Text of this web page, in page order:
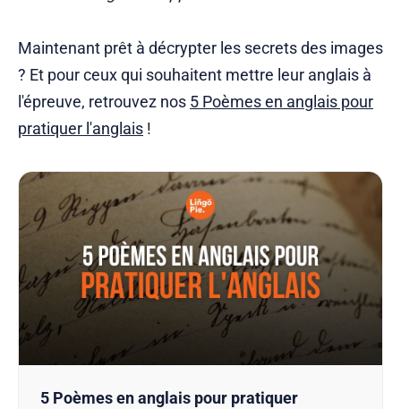
Maintenant prêt à décrypter les secrets des images
? Et pour ceux qui souhaitent mettre leur anglais à
l'épreuve, retrouvez nos 5 Poèmes en anglais pour
pratiquer l'anglais !
5 Poèmes en anglais pour pratiquer